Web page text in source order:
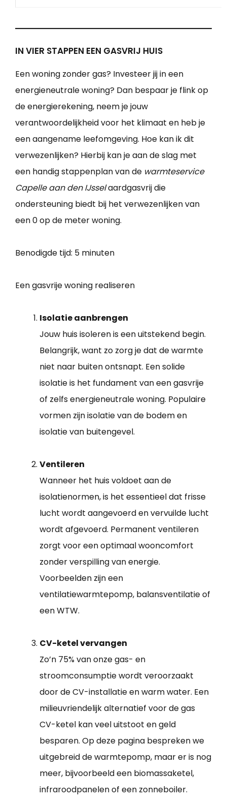
IN VIER STAPPEN EEN GASVRIJ HUIS
Een woning zonder gas? Investeer jij in een
energieneutrale woning? Dan bespaar je flink op
de energierekening, neem je jouw
verantwoordelijkheid voor het klimaat en heb je
een aangename leefomgeving. Hoe kan ik dit
verwezenlijken? Hierbij kan je aan de slag met
een handig stappenplan van de warmteservice
Capelle aan den IJsselaardgasvrij die
ondersteuning biedt bij het verwezenlijken van
een 0 op de meter woning.
Benodigde tijd: 5 minuten
Een gasvrije woning realiseren
Isolatie aanbrengen
Jouw huis isoleren is een uitstekend begin.
Belangrijk, want zo zorg je dat de warmte
niet naar buiten ontsnapt. Een solide
isolatie is het fundament van een gasvrije
of zelfs energieneutrale woning. Populaire
vormen zijn isolatie van de bodem en
isolatie van buitengevel.
Ventileren
Wanneer het huis voldoet aan de
isolatienormen, is het essentieel dat frisse
lucht wordt aangevoerd en vervuilde lucht
wordt afgevoerd. Permanent ventileren
zorgt voor een optimaal wooncomfort
zonder verspilling van energie.
Voorbeelden zijn een
ventilatiewarmtepomp, balansventilatie of
een WTW.
CV-ketel vervangen
Zo’n 75% van onze gas- en
stroomconsumptie wordt veroorzaakt
door de CV-installatie en warm water. Een
milieuvriendelijk alternatief voor de gas
CV-ketel kan veel uitstoot en geld
besparen. Op deze pagina bespreken we
uitgebreid de warmtepomp, maar er is nog
meer, bijvoorbeeld een biomassaketel,
infraroodpanelen of een zonneboiler.